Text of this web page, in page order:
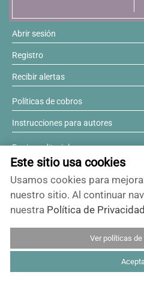
Este sitio usa cookies
Usamos cookies para
nuestro sitio. Al continuar
nuestra Política de Privacidad
Ver políticas de
Abrir sesión
Registro
Recibir alertas
Políticas de cobros
Instrucciones para autores
Equipo editorial
Comité editorial
¿Desea ser revisor?
Contactos y soporte